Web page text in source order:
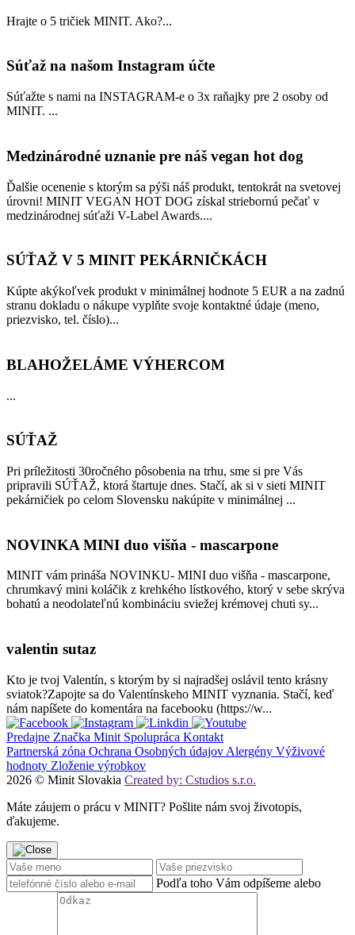
Hrajte o 5 tričiek MINIT. Ako?...
Súťaž na našom Instagram účte
Súťažte s nami na INSTAGRAM-e o 3x raňajky pre 2 osoby od
MINIT. ...
Medzinárodné uznanie pre náš vegan hot dog
Ďalšie ocenenie s ktorým sa pýši náš produkt, tentokrát na svetovej
úrovni! MINIT VEGAN HOT DOG získal striebornú pečať v
medzinárodnej súťaži V-Label Awards....
SÚŤAŽ V 5 MINIT PEKÁRNIČKÁCH
Kúpte akýkoľvek produkt v minimálnej hodnote 5 EUR a na zadnú
stranu dokladu o nákupe vyplňte svoje kontaktné údaje (meno,
priezvisko, tel. číslo)...
BLAHOŽELÁME VÝHERCOM
...
SÚŤAŽ
Pri príležitosti 30ročného pôsobenia na trhu, sme si pre Vás
pripravili SÚŤAŽ, ktorá štartuje dnes. Stačí, ak si v sieti MINIT
pekárničiek po celom Slovensku nakúpite v minimálnej ...
NOVINKA MINI duo višňa - mascarpone
MINIT vám prináša NOVINKU- MINI duo višňa - mascarpone,
chrumkavý mini koláčik z krehkého lístkového, ktorý v sebe skrýva
bohatú a neodolateľnú kombináciu sviežej krémovej chuti sy...
valentin sutaz
Kto je tvoj Valentín, s ktorým by si najradšej oslávil tento krásny
sviatok?Zapojte sa do Valentínskeho MINIT vyznania. Stačí, keď
nám napíšete do komentára na facebooku (https://w...
Predajne Značka Minit Spolupráca Kontakt
Partnerská zóna Ochrana Osobných údajov Alergény Výživové
hodnoty Zloženie výrobkov
2026 © Minit Slovakia Created by: Cstudios s.r.o.
Máte záujem o prácu v MINIT? Pošlite nám svoj životopis,
ďakujeme.
Podľa toho Vám odpíšeme alebo